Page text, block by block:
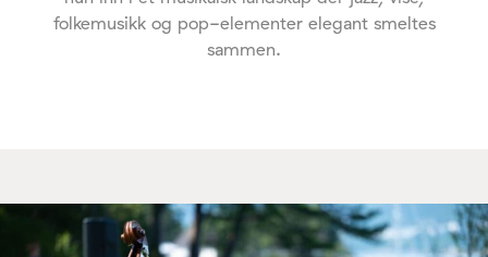
folkemusikk og pop-elementer elegant smeltes
sammen.